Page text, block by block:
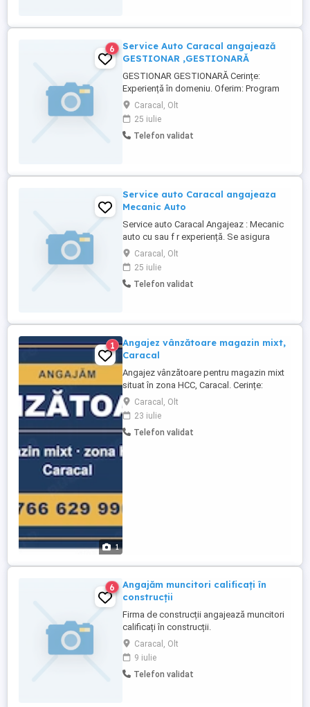
6
Service Auto Caracal angajează
GESTIONAR ,GESTIONARĂ
GESTIONAR GESTIONARĂ Cerințe:
Experiență în domeniu. Oferim: Program
de lucru: luni vineri; Decontarea
transportului pentru persoanele care
locuiesc la o distanță mai mare de 25 km
de Caracal; Salariul se negociază în cadrul
Caracal, Olt
25 iulie
Telefon validat
Service auto Caracal angajeaza
Mecanic Auto
Service auto Caracal Angajeaz : Mecanic
auto cu sau f r experiență. Se asigura
cursuri de formare Se deconteaza
transport pt o distanța mai mare de 25km
de la locul de munc . Salariu se stabileşte
in funcție de experiența . Program lucru:
Caracal, Olt
25 iulie
Telefon validat
1
1
Angajez vânzătoare magazin mixt,
Caracal
Angajez vânzătoare pentru magazin mixt
situat în zona HCC, Caracal. Cerințe:
seriozitate, punctualitate și amabilitate în
relația cu clienții. Experiența în comerț
constituie un avantaj, însă nu este
obligatorie. Ofer condiții de muncă
Caracal, Olt
23 iulie
Telefon validat
6
Angajăm muncitori calificați în
construcții
Firma de construcții angajează muncitori
calificați în construcții.
Caracal, Olt
9 iulie
Telefon validat